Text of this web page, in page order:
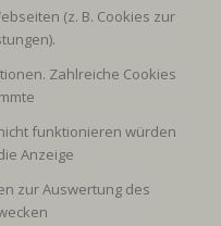
(z. B. Cookies zur
Zahlreiche Cookies
funktionieren würden
Anzeige
zur Auswertung des